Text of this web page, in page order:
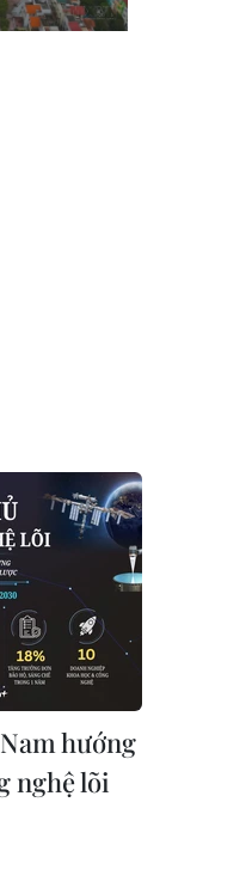
hướng
nghệ lõi